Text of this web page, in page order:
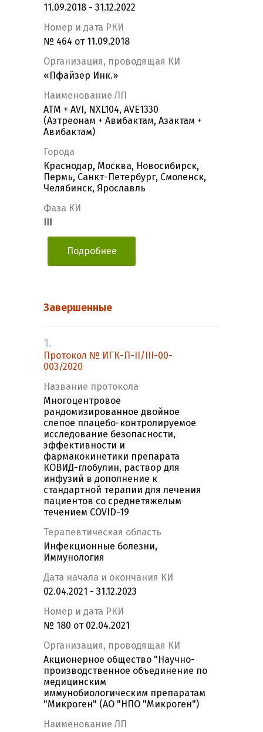
11.09.2018 - 31.12.2022
Номер и дата РКИ
№ 464 от 11.09.2018
Организация, проводящая КИ
«Пфайзер Инк.»
Наименование ЛП
ATM + AVI, NXL104, AVE1330
(Азтреонам + Авибактам, Азактам +
Авибактам)
Города
Краснодар, Москва, Новосибирск,
Пермь, Санкт-Петербург, Смоленск,
Челябинск, Ярославль
Фаза КИ
Подробнее
Завершенные
1.
Протокол № ИГК-П-II/III-00-
003/2020
Название протокола
Многоцентровое
рандомизированное двойное
слепое плацебо-контролируемое
исследование безопасности,
эффективности и
фармакокинетики препарата
КОВИД-глобулин, раствор для
инфузий в дополнение к
стандартной терапии для лечения
пациентов со среднетяжелым
течением COVID-19
Терапевтическая область
Инфекционные болезни,
Иммунология
Дата начала и окончания КИ
02.04.2021 - 31.12.2023
Номер и дата РКИ
№ 180 от 02.04.2021
Организация, проводящая КИ
Акционерное общество "Научно-
производственное объединение по
медицинским
иммунобиологическим препаратам
"Микроген" (АО "НПО "Микроген")
Наименование ЛП